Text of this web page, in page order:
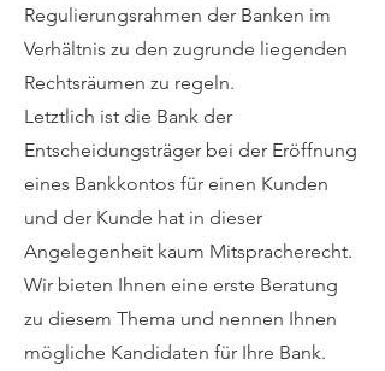
Regulierungsrahmen der Banken im
Verhältnis zu den zugrunde liegenden
Rechtsräumen zu regeln.
Letztlich ist die Bank der
Entscheidungsträger bei der Eröffnung
eines Bankkontos für einen Kunden
und der Kunde hat in dieser
Angelegenheit kaum Mitspracherecht.
Wir bieten Ihnen eine erste Beratung
zu diesem Thema und nennen Ihnen
mögliche Kandidaten für Ihre Bank.